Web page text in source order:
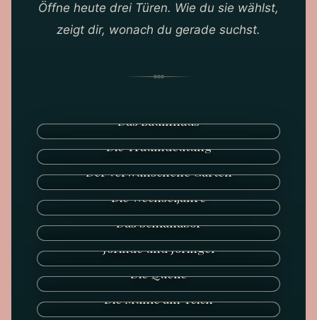
Öffne heute drei Türen. Wie du sie wählst,
zeigt dir, wonach du gerade suchst.
Das Baumhaus
Die Traumdeutung
Der verwunschene Garten
Die Wechseljahre
Das Schlaflabor
Jorinde und Joringel
Die Quelle
Die Mühle am Teich